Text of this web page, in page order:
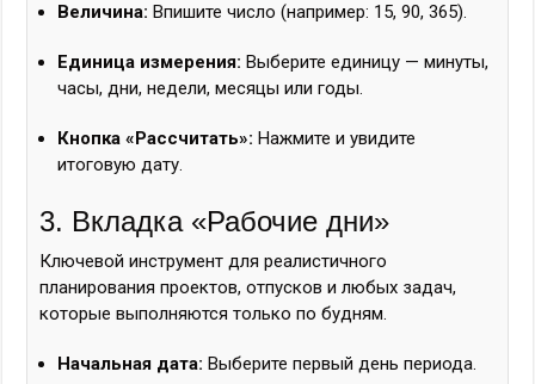
Величина: Впишите число (например: 15, 90, 365).
Единица измерения: Выберите единицу — минуты,
часы, дни, недели, месяцы или годы.
Кнопка «Рассчитать»: Нажмите и увидите
итоговую дату.
3. Вкладка «Рабочие дни»
Ключевой инструмент для реалистичного
планирования проектов, отпусков и любых задач,
которые выполняются только по будням.
Начальная дата: Выберите первый день периода.